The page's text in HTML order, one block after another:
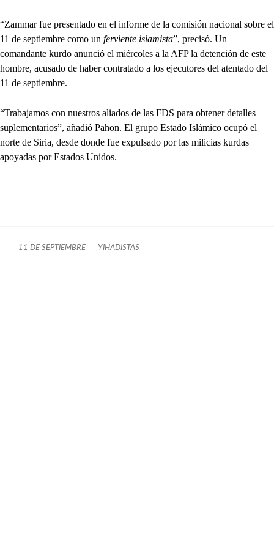
“Zammar fue presentado en el informe de la comisión nacional sobre el
11 de septiembre como un ferviente islamista”, precisó. Un
comandante kurdo anunció el miércoles a la AFP la detención de este
hombre, acusado de haber contratado a los ejecutores del atentado del
11 de septiembre.
“Trabajamos con nuestros aliados de las FDS para obtener detalles
suplementarios”, añadió Pahon. El grupo Estado Islámico ocupó el
norte de Siria, desde donde fue expulsado por las milicias kurdas
apoyadas por Estados Unidos.
11 DE SEPTIEMBRE YIHADISTAS